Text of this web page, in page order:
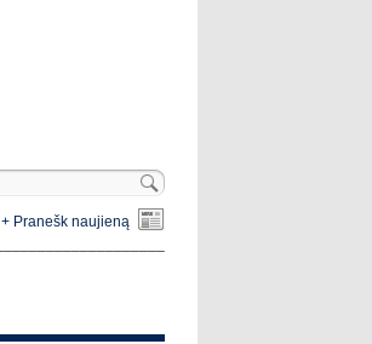
+ Pranešk naujieną